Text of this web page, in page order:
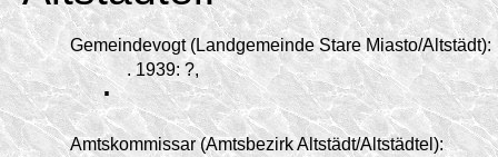
Gemeindevogt (Landgemeinde Stare Miasto/Altstädt):
. . 1939: ?,
Amtskommissar (Amtsbezirk Altstädt/Altstädtel):